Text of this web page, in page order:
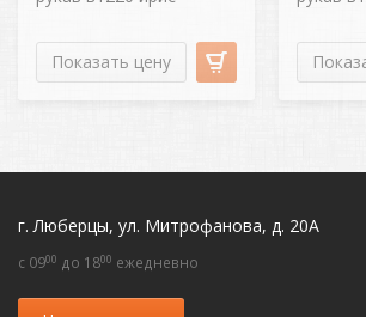
Показать цену
г. Люберцы, ул. Митрофанова, д. 20А
c 0900 до 1800 ежедневно